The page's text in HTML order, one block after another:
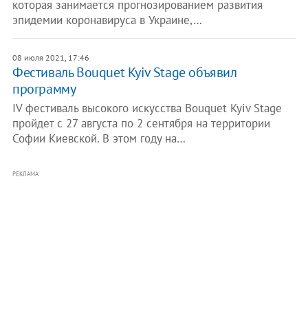
которая занимается прогнозированием развития
эпидемии коронавируса в Украине,…
08 июля 2021, 17:46
Фестиваль Bouquet Kyiv Stage объявил
программу
IV фестиваль высокого искусства Bouquet Kyiv Stage
пройдет с 27 августа по 2 сентября на территории
Софии Киевской. В этом году на…
РЕКЛАМА